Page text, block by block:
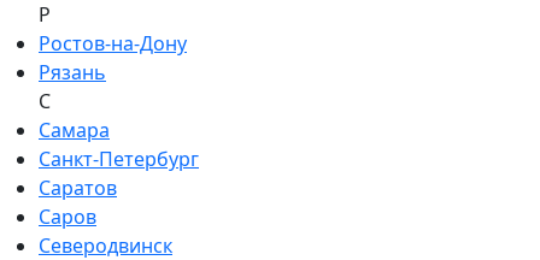
Р
Ростов-на-Дону
Рязань
С
Самара
Санкт-Петербург
Саратов
Саров
Северодвинск